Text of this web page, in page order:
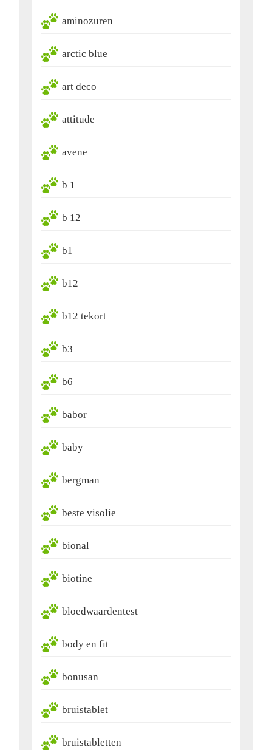
aminozuren
arctic blue
art deco
attitude
avene
b 1
b 12
b1
b12
b12 tekort
b3
b6
babor
baby
bergman
beste visolie
bional
biotine
bloedwaardentest
body en fit
bonusan
bruistablet
bruistabletten